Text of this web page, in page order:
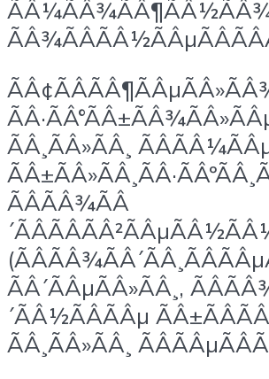
ÃÂ¸ÃÂ»ÃÂ¸
ÃÂÃÂ¾ÃÂ
ÃÂ´ÃÂµÃÂ»ÃÂ¸,
´ÃÂ½ÃÂÃÂµ
ÃÂ¸ÃÂ»ÃÂ¸